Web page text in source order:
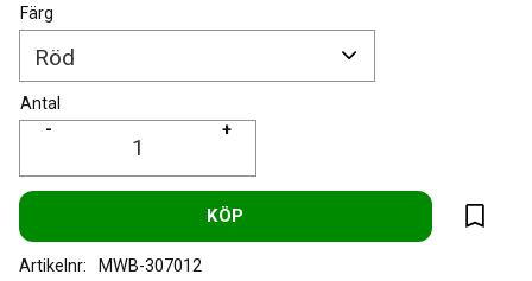
Färg
Antal
+
-
KÖP
Lägg
Artikelnr MWB-307012